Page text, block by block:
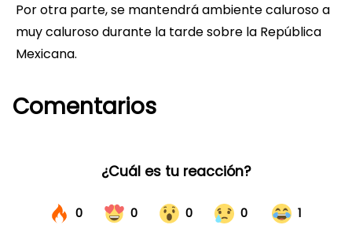
Por otra parte, se mantendrá ambiente caluroso a
muy caluroso durante la tarde sobre la República
Mexicana.
Comentarios